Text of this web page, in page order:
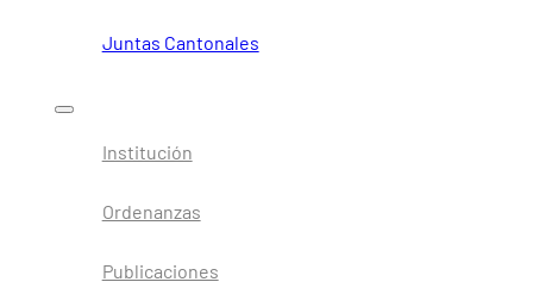
Juntas Cantonales
Institución
Ordenanzas
Publicaciones